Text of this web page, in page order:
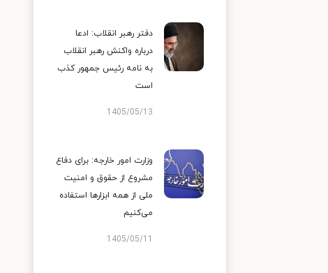
دفتر رهبر انقلاب: ادعا
درباره واکنش رهبر انقلاب
به نامه رئیس جمهور کذب
است
1405/05/13
وزارت امور خارجه: برای دفاع
مشروع از حقوق و امنیت
ملی از همه ابزارها استفاده
می‌کنیم
1405/05/11